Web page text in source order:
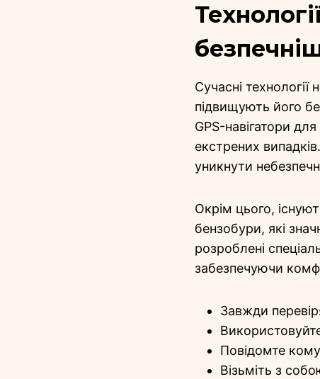
Сучасні
підвищують його
GPS-навігатори
екстрених
уникнути
Окрім цього,
бензобури, які
розроблені
забезпечуючи
Завжди
Повідомте
Візьміть з